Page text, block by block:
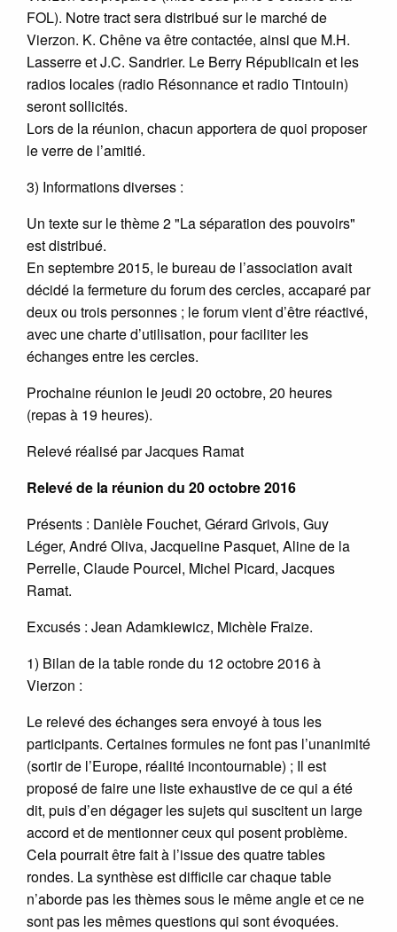
FOL). Notre tract sera distribué sur le marché de
Vierzon. K. Chêne va être contactée, ainsi que M.H.
Lasserre et J.C. Sandrier. Le Berry Républicain et les
radios locales (radio Résonnance et radio Tintouin)
seront sollicités.
Lors de la réunion, chacun apportera de quoi proposer
le verre de l’amitié.
3) Informations diverses :
Un texte sur le thème 2 "La séparation des pouvoirs"
est distribué.
En septembre 2015, le bureau de l’association avait
décidé la fermeture du forum des cercles, accaparé par
deux ou trois personnes ; le forum vient d’être réactivé,
avec une charte d’utilisation, pour faciliter les
échanges entre les cercles.
Prochaine réunion le jeudi 20 octobre, 20 heures
(repas à 19 heures).
Relevé réalisé par Jacques Ramat
Relevé de la réunion du 20 octobre 2016
Présents : Danièle Fouchet, Gérard Grivois, Guy
Léger, André Oliva, Jacqueline Pasquet, Aline de la
Perrelle, Claude Pourcel, Michel Picard, Jacques
Ramat.
Excusés : Jean Adamkiewicz, Michèle Fraize.
1) Bilan de la table ronde du 12 octobre 2016 à
Vierzon :
Le relevé des échanges sera envoyé à tous les
participants. Certaines formules ne font pas l’unanimité
(sortir de l’Europe, réalité incontournable) ; Il est
proposé de faire une liste exhaustive de ce qui a été
dit, puis d’en dégager les sujets qui suscitent un large
accord et de mentionner ceux qui posent problème.
Cela pourrait être fait à l’issue des quatre tables
rondes. La synthèse est difficile car chaque table
n’aborde pas les thèmes sous le même angle et ce ne
sont pas les mêmes questions qui sont évoquées.